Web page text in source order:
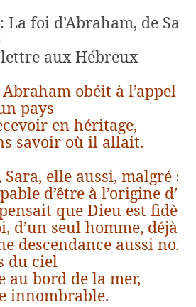
La foi d’Abraham, de
aux Hébreux
obéit à l’appel
pays
en héritage,
savoir où il allait.
elle aussi, malgré
d’être à l’origine
que Dieu est fidèle
d’un seul homme, déjà
descendance aussi
du ciel
au bord de la mer,
innombrable.